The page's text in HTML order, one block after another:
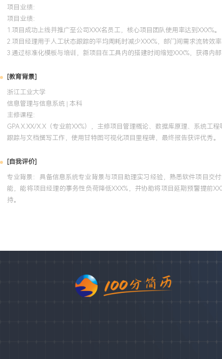
项目业绩：
项目业绩：
1.项目成功上线并推广至公司XXX名员工，核心项目团队使用率达到XXX%。
2.项目经理用于人工状态跟踪的平均周耗时减少XXX%，部门间需求流转效率
3.通过标准化模板与培训，新项目在工具内的搭建时间缩短XXX%，获得内
[教育背景]
浙江工业大学
信息管理与信息系统 | 本科
主修课程：
GPA X.XX/X.X（专业前XX%），主修项目管理概论、数据库原理、系统
跟踪与文档撰写工作，使用甘特图可视化项目里程碑，最终报告获评优秀。
[自我评价]
专业背景：具备信息系统专业背景与项目助理实习经验，熟悉软件项目交
能，能将项目经理的事务性负荷降低XXX%，并协助将项目延期预警提前
持。